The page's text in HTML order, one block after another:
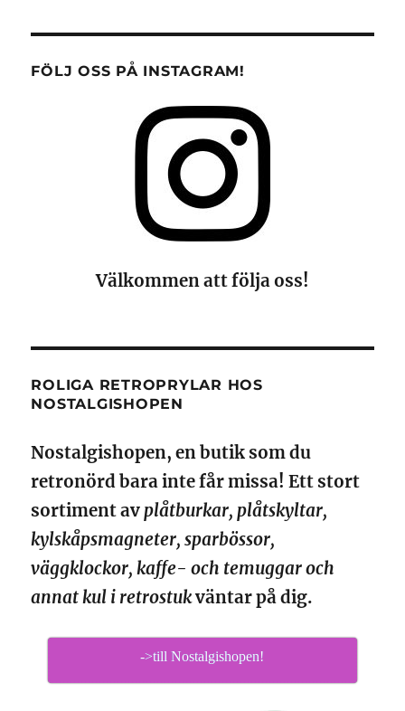
FÖLJ OSS PÅ INSTAGRAM!
Välkommen att följa oss!
ROLIGA RETROPRYLAR HOS
NOSTALGISHOPEN
Nostalgishopen, en butik som du
retronörd bara inte får missa! Ett stort
sortiment avplåtburkar, plåtskyltar,
kylskåpsmagneter, sparbössor,
väggklockor, kaffe- och temuggar och
annat kul i retrostukväntar på dig.
->till Nostalgishopen!